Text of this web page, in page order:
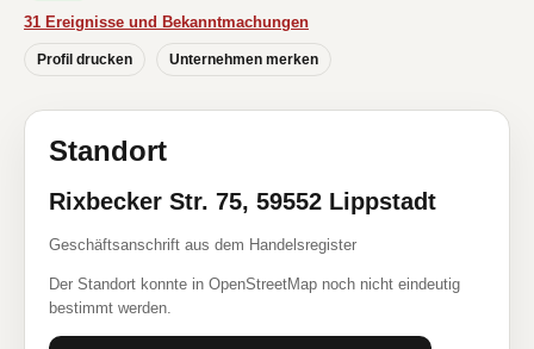
31 Ereignisse und Bekanntmachungen
Profil drucken Unternehmen merken
Standort
Rixbecker Str. 75, 59552 Lippstadt
Geschäftsanschrift aus dem Handelsregister
Der Standort konnte in OpenStreetMap noch nicht eindeutig
bestimmt werden.